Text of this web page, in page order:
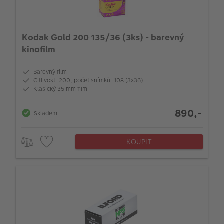
Kodak Gold 200 135/36 (3ks) - barevný
kinofilm
Barevný film
Citlivost: 200, počet snímků: 108 (3x36)
Klasický 35 mm film
Skladem 890,-
KOUPIT